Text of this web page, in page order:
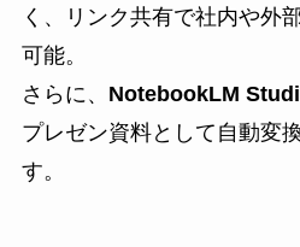
く、リンク共有で社内や外
可能。
さらに、 NotebookLM
プレゼン資料として自動変
す。